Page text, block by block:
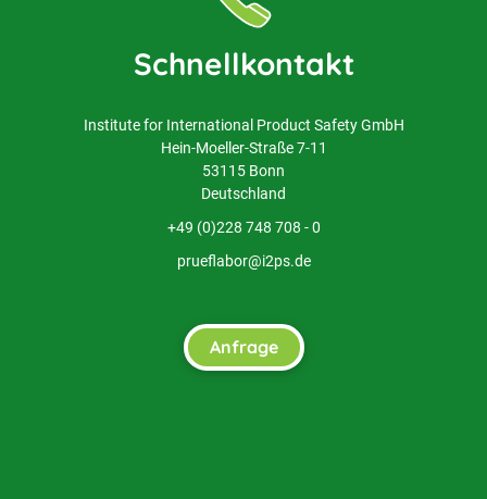
Schnellkontakt
Institute for International Product Safety GmbH
Hein-Moeller-Straße 7-11
53115 Bonn
Deutschland
+49 (0)228 748 708 - 0
prueflabor@i2ps.de
Anfrage